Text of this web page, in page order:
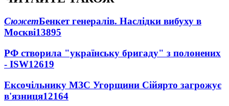
СюжетБенкет генералів. Наслідки вибуху в
Москві13895
РФ створила "українську бригаду" з полонених
- ISW12619
Ексочільнику МЗС Угорщини Сійярто загрожує
в'язниця12164